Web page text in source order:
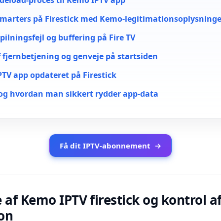
på Firestick med Kemo-
og buffering på Fire TV
og genveje på startsiden
app opdateret på Firestick
hvordan man sikkert rydder app-data
Få dit IPTV-abonnement →
af Kemo IPTV firestick og kontrol